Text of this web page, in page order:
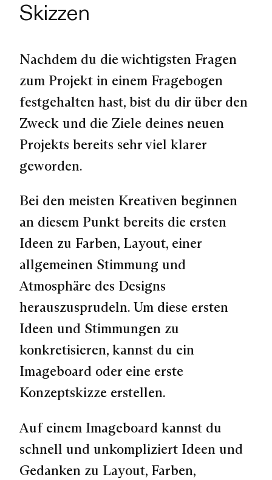
Skizzen
Nachdem du die wichtigsten Fragen
zum Projekt in einem Fragebogen
festgehalten hast, bist du dir über den
Zweck und die Ziele deines neuen
Projekts bereits sehr viel klarer
geworden.
Bei den meisten Kreativen beginnen
an diesem Punkt bereits die ersten
Ideen zu Farben, Layout, einer
allgemeinen Stimmung und
Atmosphäre des Designs
herauszusprudeln. Um diese ersten
Ideen und Stimmungen zu
konkretisieren, kannst du ein
Imageboard oder eine erste
Konzeptskizze erstellen.
Auf einem Imageboard kannst du
schnell und unkompliziert Ideen und
Gedanken zu Layout, Farben,